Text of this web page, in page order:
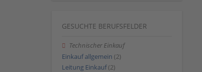
GESUCHTE BERUFSFELDER
Technischer Einkauf
Einkauf allgemein (2)
Leitung Einkauf (2)